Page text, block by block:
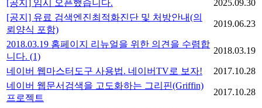
[공지] 임시 오픈했습니다.
2025.09.30
[공지] 유료 검색엔진최적화진단 및 처방안내(의
뢰양식 포함)
2019.06.23
2018.03.19 홈페이지 리뉴얼을 위한 의견을 수렴합
니다. (1)
2018.03.19
네이버 웹마스터도구 사용법. 네이버TV로 보자!
2017.10.28
네이버 웹문서검색을 고도화하는 그리핀(Griffin)
프로젝트
2017.10.28